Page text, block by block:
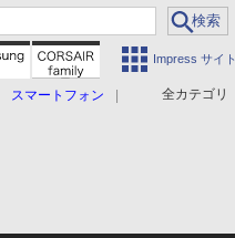
Impress サイト
全カテゴリ
スマートフォン